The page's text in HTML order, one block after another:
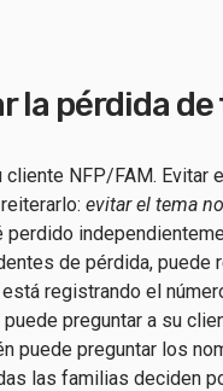
la pérdida
NFP/FAM. Evitar
evitar el tema
perdido
de pérdida, puede
registrando el
preguntar a su
puede preguntar los
las familias deciden